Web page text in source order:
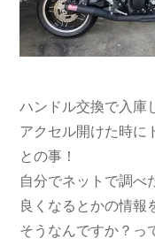
ハンドル交換で入庫
アクセル開けた時に
との事！
自分でネットで調べ
良くなるとかの情報
そうなんですか？っ